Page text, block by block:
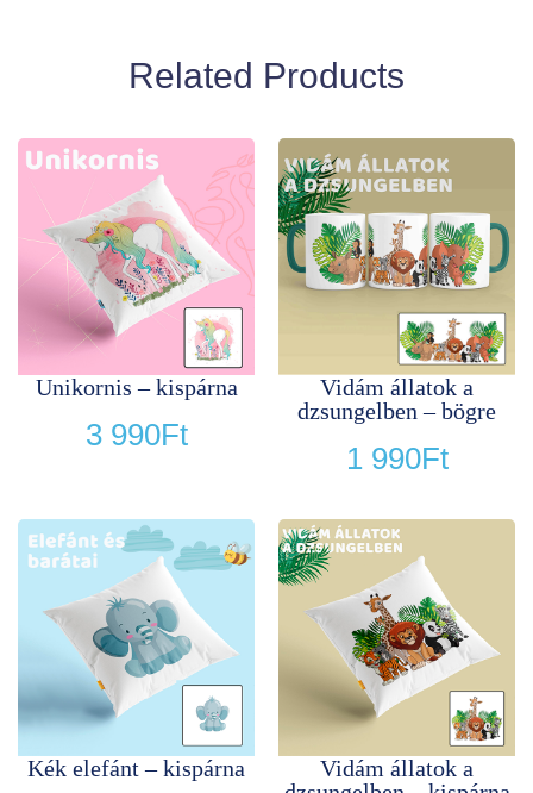
Related Products
Unikornis – kispárna
3 990Ft
Vidám állatok a
dzsungelben – bögre
1 990Ft
Kék elefánt – kispárna
Vidám állatok a